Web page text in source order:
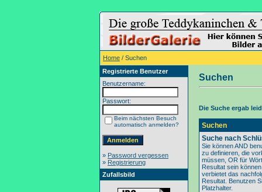
Home / Suchen
Registrierte Benutzer
Benutzername:
Passwort:
Beim nächsten Besuch
automatisch anmelden?
» Password vergessen
» Registrierung
Zufallsbild
Suchen
Die Suche ergab
Suchen
Suche nach
Sie können AND
zu definieren, die
müssen, OR für
Resultat sein
verbietet das
Resultat. Benutzen
Platzhalter.